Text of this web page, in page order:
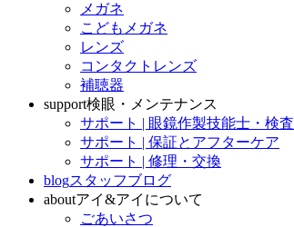
メガネ
こどもメガネ
レンズ
コンタクトレンズ
補聴器
support検眼・メンテナンス
サポート | 眼鏡作製技能士・検査
サポート | 保証とアフターケア
サポート | 修理・交換
blogスタッフブログ
aboutアイ&アイについて
ごあいさつ